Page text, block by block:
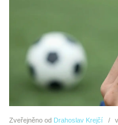
Zveřejněno od Drahoslav Krejčí v